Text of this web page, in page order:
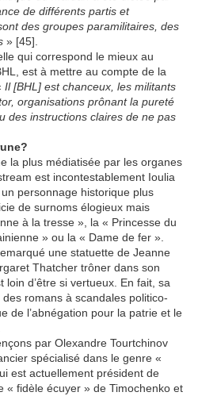
de différents partis et
des groupes paramilitaires, des
» [45].
qui correspond le mieux au
est à mettre au compte de la
Il [BHL] est chanceux, les militants
organisations prônant la pureté
des instructions claires de ne pas
la plus médiatisée par les organes
est incontestablement Ioulia
personnage historique plus
de surnoms élogieux mais
à la tresse », la « Princesse du
» ou la « Dame de fer ».
une statuette de Jeanne
Thatcher trôner dans son
d’être si vertueux. En fait, sa
romans à scandales politico-
de l’abnégation pour la patrie et le
par Olexandre Tourtchinov
spécialisé dans le genre «
est actuellement président de
« fidèle écuyer » de Timochenko et